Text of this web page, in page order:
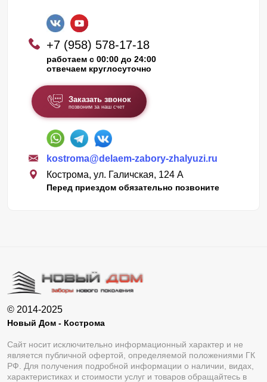
+7 (958) 578-17-18
работаем с 00:00 до 24:00
отвечаем круглосуточно
Заказать звонок
позвоним за наш счет
kostroma@delaem-zabory-zhalyuzi.ru
Кострома, ул. Галичская, 124 А
Перед приездом обязательно позвоните
© 2014-2025
Новый Дом - Кострома
Сайт носит исключительно информационный характер и не
является публичной офертой, определяемой положениями ГК
РФ. Для получения подробной информации о наличии, видах,
характеристиках и стоимости услуг и товаров обращайтесь в